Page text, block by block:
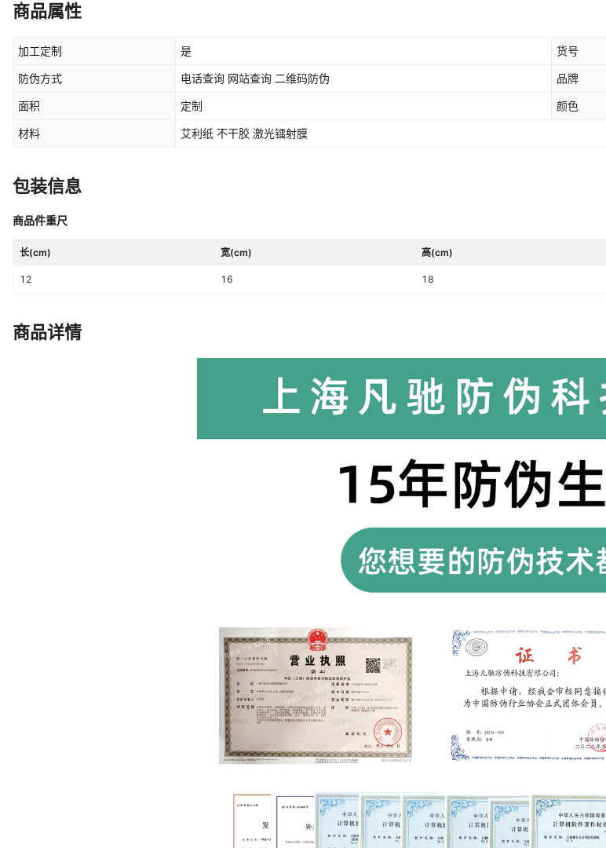
商品属性
加工定制 是 货号
防伪方式 电话查询 网站查询 二维码防伪 品牌
面积 定制 颜色
材料 艾利纸 不干胶 激光镭射膜
包装信息
商品件重尺
长(cm) 宽(cm) 高(cm)
12 16 18
商品详情